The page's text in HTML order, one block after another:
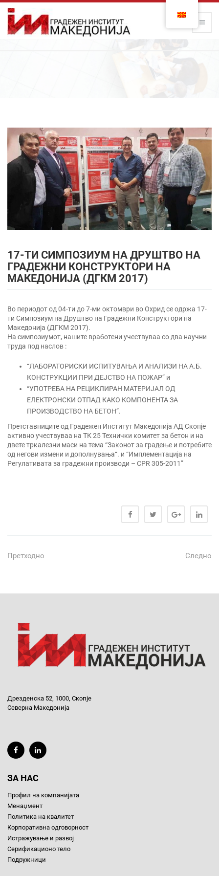
17-ТИ СИМПОЗИУМ НА ДРУШТВО НА
ГРАДЕЖНИ КОНСТРУКТОРИ НА
МАКЕДОНИЈА (ДГКМ 2017)
Во периодот од 04-ти до 7-ми октомври во Охрид се одржа 17-
ти Симпозиум на Друштво на Градежни Конструктори на
Македонија (ДГКМ 2017).
На симпозиумот, нашите вработени учествуваа со два научни
труда под наслов :
“ЛАБОРАТОРИСКИ ИСПИТУВАЊА И АНАЛИЗИ НА А.Б.
КОНСТРУКЦИИ ПРИ ДЕЈСТВО НА ПОЖАР” и
“УПОТРЕБА НА РЕЦИКЛИРАН МАТЕРИЈАЛ ОД
ЕЛЕКТРОНСКИ ОТПАД КАКО КОМПОНЕНТА ЗА
ПРОИЗВОДСТВО НА БЕТОН”.
Претставниците од Градежен Институт Македонија АД Скопје
активно учествуваа на ТК 25 Технички комитет за бетон и на
двете тркалезни маси на тема “Законот за градење и потребите
од негови измени и дополнувања“. и “Имплементација на
Регулативата за градежни производи – CPR 305-2011”
Претходно Следно
Дрезденска 52, 1000, Скопје
Северна Македонија
ЗА НАС
Профил на компанијата
Менаџмент
Политика на квалитет
Корпоративна одговорност
Истражување и развој
Серификационо тело
Подружници